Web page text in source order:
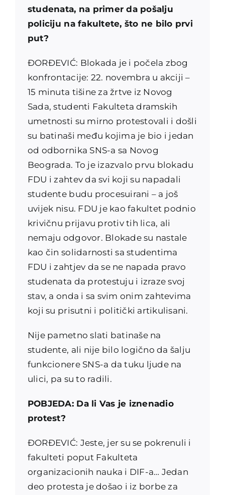
studenata, na primer da pošalju
policiju na fakultete, što ne bilo prvi
put?
ĐORĐEVIĆ: Blokada je i počela zbog
konfrontacije: 22. novembra u akciji –
15 minuta tišine za žrtve iz Novog
Sada, studenti Fakulteta dramskih
umetnosti su mirno protestovali i došli
su batinaši među kojima je bio i jedan
od odbornika SNS-a sa Novog
Beograda. To je izazvalo prvu blokadu
FDU i zahtev da svi koji su napadali
studente budu procesuirani – a još
uvijek nisu. FDU je kao fakultet podnio
krivičnu prijavu protiv tih lica, ali
nemaju odgovor. Blokade su nastale
kao čin solidarnosti sa studentima
FDU i zahtjev da se ne napada pravo
studenata da protestuju i izraze svoj
stav, a onda i sa svim onim zahtevima
koji su prisutni i politički artikulisani.
Nije pametno slati batinaše na
studente, ali nije bilo logično da šalju
funkcionere SNS-a da tuku ljude na
ulici, pa su to radili.
POBJEDA: Da li Vas je iznenadio
protest?
ĐORĐEVIĆ: Jeste, jer su se pokrenuli i
fakulteti poput Fakulteta
organizacionih nauka i DIF-a… Jedan
deo protesta je došao i iz borbe za